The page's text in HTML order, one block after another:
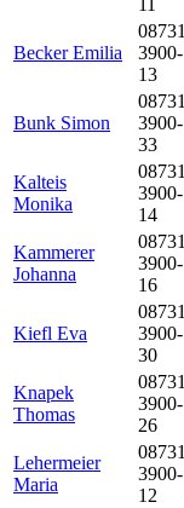
Becker Emilia
08731
3900-
13
Bunk Simon
08731
3900-
33
Kalteis
Monika
08731
3900-
14
Kammerer
Johanna
08731
3900-
16
Kiefl Eva
08731
3900-
30
Knapek
Thomas
08731
3900-
26
Lehermeier
Maria
08731
3900-
12